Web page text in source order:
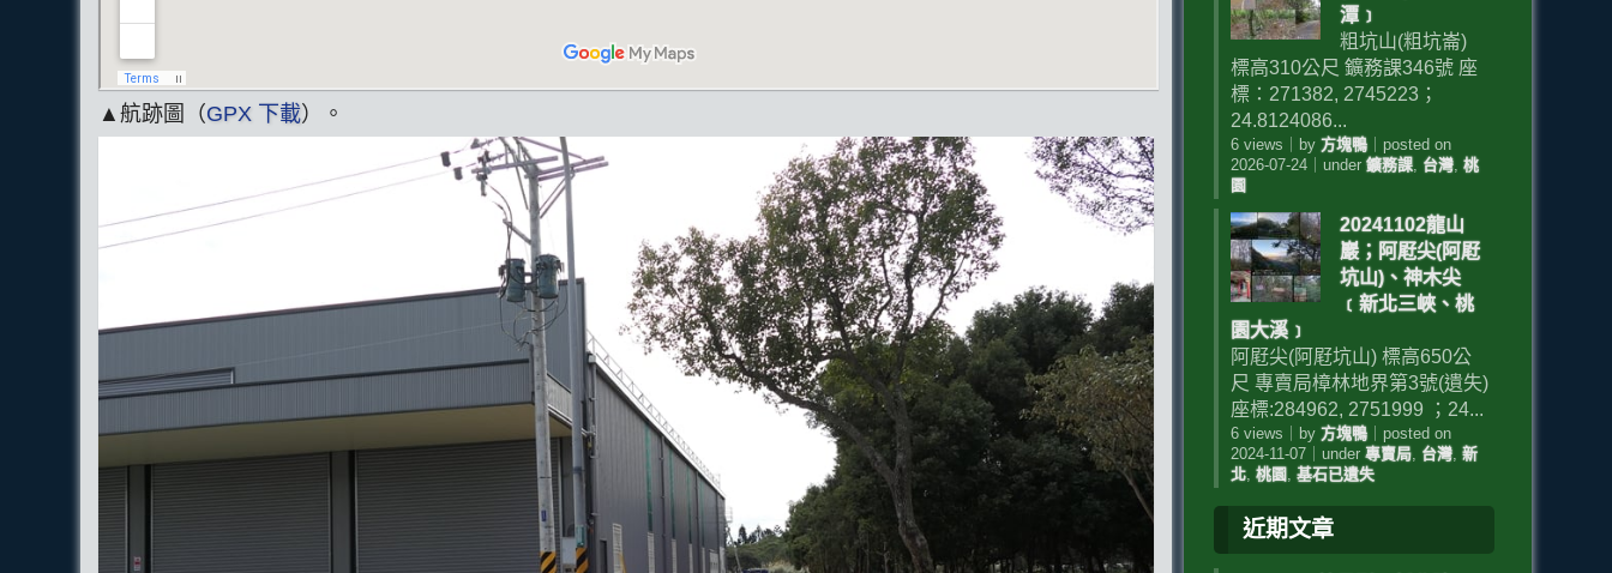
▲航跡圖（GPX 下載）。
潭﹞
粗坑山(粗坑崙)
標高310公尺 鑛務課346號 座
標：271382, 2745223；
24.8124086...
6 views by 方塊鴨｜ posted on
2026-07-24｜ under 鑛務課, 台灣, 桃
園
20241102龍山
巖；阿屘尖(阿屘
坑山)、神木尖
﹝新北三峽、桃
園大溪﹞
阿屘尖(阿屘坑山) 標高650公
尺 專賣局樟林地界第3號(遺失)
座標:284962, 2751999 ；24...
6 views by 方塊鴨｜ posted on
2024-11-07｜ under 專賣局, 台灣, 新
北, 桃園 , 基石已遺失
近期文章